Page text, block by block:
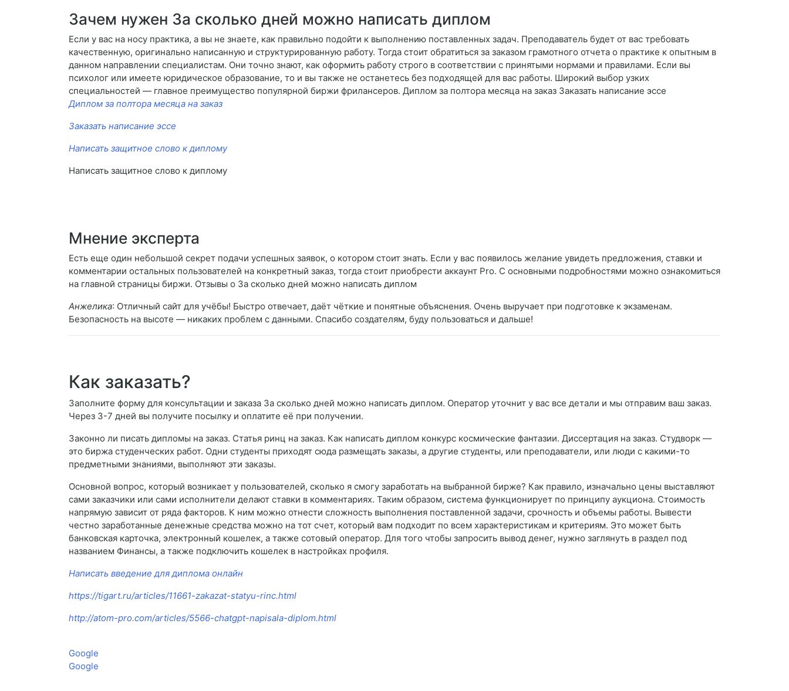
Зачем нужен За сколько дней можно написать диплом
Если у вас на носу практика, а вы не знаете, как правильно подойти к выполнению поставленных задач. Преподаватель будет от вас требовать
качественную, оригинально написанную и структурированную работу. Тогда стоит обратиться за заказом грамотного отчета о практике к опытным в
данном направлении специалистам. Они точно знают, как оформить работу строго в соответствии с принятыми нормами и правилами. Если вы
психолог или имеете юридическое образование, то и вы также не останетесь без подходящей для вас работы. Широкий выбор узких
специальностей — главное преимущество популярной биржи фрилансеров. Диплом за полтора месяца на заказ Заказать написание эссе
Диплом за полтора месяца на заказ
Заказать написание эссе
Написать защитное слово к диплому
Написать защитное слово к диплому
Мнение эксперта
Есть еще один небольшой секрет подачи успешных заявок, о котором стоит знать. Если у вас появилось желание увидеть предложения, ставки и
комментарии остальных пользователей на конкретный заказ, тогда стоит приобрести аккаунт Pro. С основными подробностями можно ознакомиться
на главной страницы биржи. Отзывы о За сколько дней можно написать диплом
Анжелика: Отличный сайт для учёбы! Быстро отвечает, даёт чёткие и понятные объяснения. Очень выручает при подготовке к экзаменам.
Безопасность на высоте — никаких проблем с данными. Спасибо создателям, буду пользоваться и дальше!
Как заказать?
Заполните форму для консультации и заказа За сколько дней можно написать диплом. Оператор уточнит у вас все детали и мы отправим ваш заказ.
Через 3-7 дней вы получите посылку и оплатите её при получении.
Законно ли писать дипломы на заказ. Статья ринц на заказ. Как написать диплом конкурс космические фантазии. Диссертация на заказ. Студворк —
это биржа студенческих работ. Одни студенты приходят сюда размещать заказы, а другие студенты, или преподаватели, или люди с какими-то
предметными знаниями, выполняют эти заказы.
Основной вопрос, который возникает у пользователей, сколько я смогу заработать на выбранной бирже? Как правило, изначально цены выставляют
сами заказчики или сами исполнители делают ставки в комментариях. Таким образом, система функционирует по принципу аукциона. Стоимость
напрямую зависит от ряда факторов. К ним можно отнести сложность выполнения поставленной задачи, срочность и объемы работы. Вывести
честно заработанные денежные средства можно на тот счет, который вам подходит по всем характеристикам и критериям. Это может быть
банковская карточка, электронный кошелек, а также сотовый оператор. Для того чтобы запросить вывод денег, нужно заглянуть в раздел под
названием Финансы, а также подключить кошелек в настройках профиля.
Написать введение для диплома онлайн
https://tigart.ru/articles/11661-zakazat-statyu-rinc.html
http://atom-pro.com/articles/5566-chatgpt-napisala-diplom.html
Google
Google